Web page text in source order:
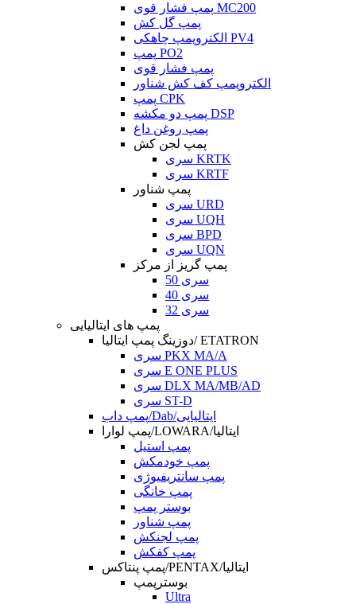
پمپ فشار قوی MC200
پمپ گل کش
الکتروپمپ چاهکی PV4
پمپ PO2
پمپ فشار قوی
الکتروپمپ کف کش شناور
پمپ CPK
پمپ دو مکشه DSP
پمپ روغن داغ
پمپ لجن کش
سری KRTK
سری KRTF
پمپ شناور
سری URD
سری UQH
سری BPD
سری UQN
پمپ گریز از مرکز
سری 50
سری 40
سری 32
پمپ های ایتالیایی
دوزینگ پمپ ایتالیا/ ETATRON
سری PKX MA/A
سری E ONE PLUS
سری DLX MA/MB/AD
سری ST-D
پمپ داب/Dab/ایتالیایی
پمپ لوارا/LOWARA/ایتالیا
پمپ استیل
پمپ خودمکش
پمپ سانتریفیوژی
پمپ خانگی
بوستر پمپ
پمپ شناور
پمپ لجنکش
پمپ کفکش
پمپ پنتاکس/PENTAX/ایتالیا
بوسترپمپ
Ultra